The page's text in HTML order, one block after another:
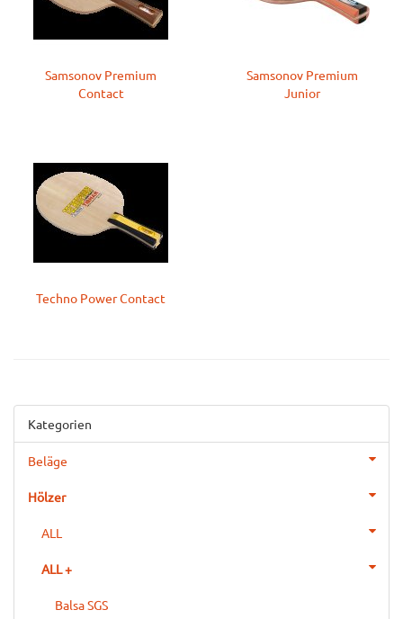
Samsonov Premium
Contact
Samsonov Premium
Junior
Techno Power Contact
Kategorien
Beläge
Hölzer
ALL
ALL +
Balsa SGS